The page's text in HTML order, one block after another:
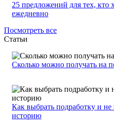
25 предложений для тех, кто
ежедневно
Посмотреть все
Статьи
Сколько можно получать на
Как выбрать подработку и
историю